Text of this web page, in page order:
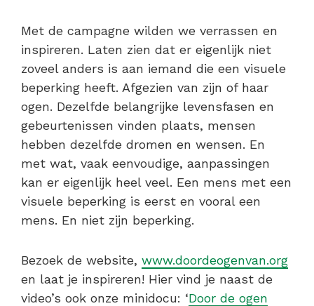
Met de campagne wilden we verrassen en
inspireren. Laten zien dat er eigenlijk niet
zoveel anders is aan iemand die een visuele
beperking heeft. Afgezien van zijn of haar
ogen. Dezelfde belangrijke levensfasen en
gebeurtenissen vinden plaats, mensen
hebben dezelfde dromen en wensen. En
met wat, vaak eenvoudige, aanpassingen
kan er eigenlijk heel veel. Een mens met een
visuele beperking is eerst en vooral een
mens. En niet zijn beperking.
Bezoek de website, www.doordeogenvan.org
en laat je inspireren! Hier vind je naast de
video’s ook onze minidocu: ‘Door de ogen